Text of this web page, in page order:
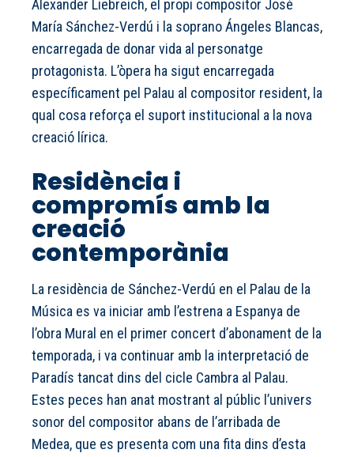
Alexander Liebreich, el propi compositor José
María Sánchez-Verdú i la soprano Ángeles Blancas,
encarregada de donar vida al personatge
protagonista. L’òpera ha sigut encarregada
específicament pel Palau al compositor resident, la
qual cosa reforça el suport institucional a la nova
creació lírica.
Residència i
compromís amb la
creació
contemporània
La residència de Sánchez-Verdú en el Palau de la
Música es va iniciar amb l’estrena a Espanya de
l’obra Mural en el primer concert d’abonament de la
temporada, i va continuar amb la interpretació de
Paradís tancat dins del cicle Cambra al Palau.
Estes peces han anat mostrant al públic l’univers
sonor del compositor abans de l’arribada de
Medea, que es presenta com una fita dins d’esta